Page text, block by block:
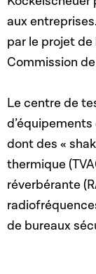
aux
par le projet de
Commission
Le centre de
dont des «
thermique
réverbérante
de bureaux